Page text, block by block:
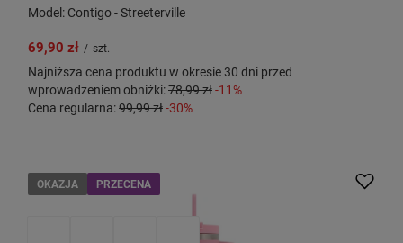
Model: Contigo - Streeterville
69,90 zł / szt.
Najniższa cena produktu w okresie 30 dni przed
wprowadzeniem obniżki:78,99 zł-11%
Cena regularna:99,99 zł-30%
OKAZJA PRZECENA